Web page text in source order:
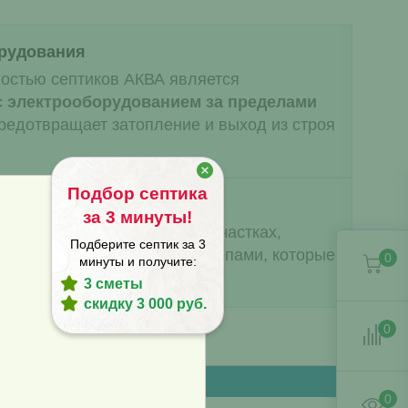
септиков АКВА является
электрооборудованием за пределами
затопление и выход из строя
на обводненных участках,
крепкими грунтозацепами, которые
сильном давлении почвы.
0
0
0
Подбор септика
за 3 минуты!
Подберите септик за 3
минуты и получите:
3 сметы
скидку 3 000 руб.